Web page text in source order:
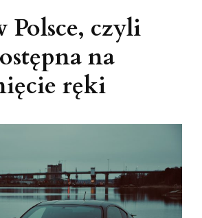
Polsce, czyli
na
ręki